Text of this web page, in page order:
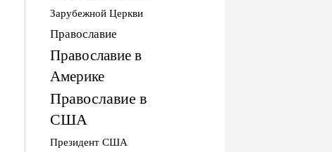
Зарубежной Церкви
Православие
Православие в
Америке
Православие в
США
Президент США